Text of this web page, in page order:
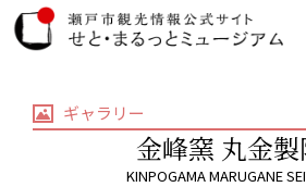
ギャラリー
金峰窯 丸金
KINPOGAMA MARUGANE